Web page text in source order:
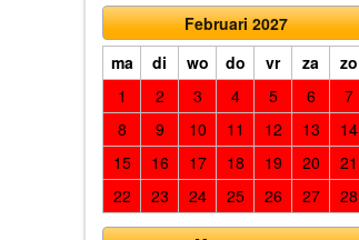
Februari 2027
ma
di wo do vr za
zo
1
2 3 4 5 6
7
8
9 10 11 12 13
14
15
16 17 18 19 20
21
22
23 24 25 26 27 28